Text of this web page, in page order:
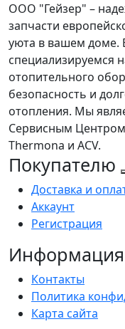
ООО "Гейзер" –
запчасти
уюта в вашем доме.
специализируемся
отопительного
безопасность и
отопления. Мы
Сервисным Центром
Thermona и ACV.
Покупателю
Доставка и
Аккаунт
Регистрация
Информация
Контакты
Политика
Карта сайта